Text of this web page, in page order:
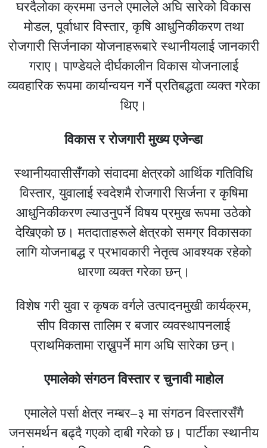
घरदैलोका क्रममा उनले एमालेले अघि सारेको विकास
मोडल, पूर्वाधार विस्तार, कृषि आधुनिकीकरण तथा
रोजगारी सिर्जनाका योजनाहरूबारे स्थानीयलाई जानकारी
गराए। पाण्डेयले दीर्घकालीन विकास योजनालाई
व्यवहारिक रूपमा कार्यान्वयन गर्ने प्रतिबद्धता व्यक्त गरेका
थिए।
विकास र रोजगारी मुख्य एजेन्डा
स्थानीयवासीसँगको संवादमा क्षेत्रको आर्थिक गतिविधि
विस्तार, युवालाई स्वदेशमै रोजगारी सिर्जना र कृषिमा
आधुनिकीकरण ल्याउनुपर्ने विषय प्रमुख रूपमा उठेको
देखिएको छ। मतदाताहरूले क्षेत्रको समग्र विकासका
लागि योजनाबद्ध र प्रभावकारी नेतृत्व आवश्यक रहेको
धारणा व्यक्त गरेका छन्।
विशेष गरी युवा र कृषक वर्गले उत्पादनमुखी कार्यक्रम,
सीप विकास तालिम र बजार व्यवस्थापनलाई
प्राथमिकतामा राख्नुपर्ने माग अघि सारेका छन्।
एमालेको संगठन विस्तार र चुनावी माहोल
एमालेले पर्सा क्षेत्र नम्बर–३ मा संगठन विस्तारसँगै
जनसमर्थन बढ्दै गएको दाबी गरेको छ। पार्टीका स्थानीय